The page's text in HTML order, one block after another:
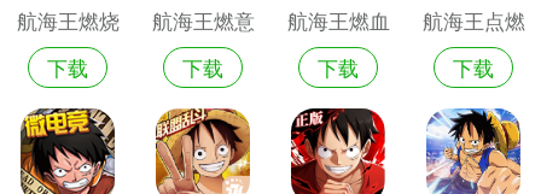
航海王燃烧
的意志先锋
服
下载
航海王燃意
志先锋服
下载
航海王燃血
意志先锋服
下载
航海王点燃
意志先锋服
下载